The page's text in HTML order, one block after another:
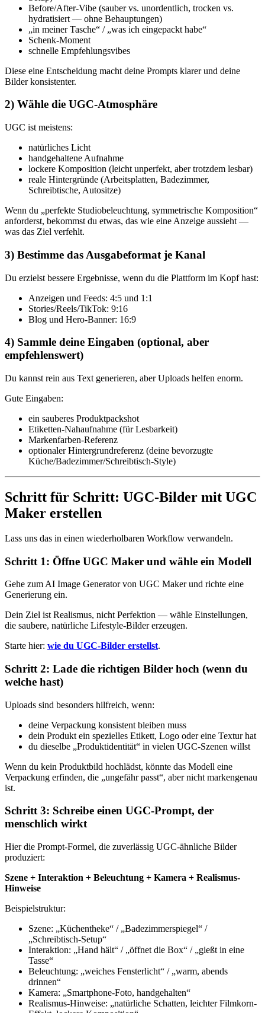
Before/After-Vibe (sauber vs. unordentlich, trocken vs.
hydratisiert — ohne Behauptungen)
„in meiner Tasche“ / „was ich eingepackt habe“
Schenk-Moment
schnelle Empfehlungsvibes
Diese eine Entscheidung macht deine Prompts klarer und deine
Bilder konsistenter.
2) Wähle die UGC-Atmosphäre
UGC ist meistens:
natürliches Licht
handgehaltene Aufnahme
lockere Komposition (leicht unperfekt, aber trotzdem lesbar)
reale Hintergründe (Arbeitsplatten, Badezimmer,
Schreibtische, Autositze)
Wenn du „perfekte Studiobeleuchtung, symmetrische Komposition“
anforderst, bekommst du etwas, das wie eine Anzeige aussieht —
was das Ziel verfehlt.
3) Bestimme das Ausgabeformat je Kanal
Du erzielst bessere Ergebnisse, wenn du die Plattform im Kopf hast:
Anzeigen und Feeds: 4:5 und 1:1
Stories/Reels/TikTok: 9:16
Blog und Hero-Banner: 16:9
4) Sammle deine Eingaben (optional, aber
empfehlenswert)
Du kannst rein aus Text generieren, aber Uploads helfen enorm.
Gute Eingaben:
ein sauberes Produktpackshot
Etiketten-Nahaufnahme (für Lesbarkeit)
Markenfarben-Referenz
optionaler Hintergrundreferenz (deine bevorzugte
Küche/Badezimmer/Schreibtisch-Style)
Schritt für Schritt: UGC-Bilder mit UGC
Maker erstellen
Lass uns das in einen wiederholbaren Workflow verwandeln.
Schritt 1: Öffne UGC Maker und wähle ein Modell
Gehe zum AI Image Generator von UGC Maker und richte eine
Generierung ein.
Dein Ziel ist Realismus, nicht Perfektion — wähle Einstellungen,
die saubere, natürliche Lifestyle-Bilder erzeugen.
Starte hier: wie du UGC-Bilder erstellst.
Schritt 2: Lade die richtigen Bilder hoch (wenn du
welche hast)
Uploads sind besonders hilfreich, wenn:
deine Verpackung konsistent bleiben muss
dein Produkt ein spezielles Etikett, Logo oder eine Textur hat
du dieselbe „Produktidentität“ in vielen UGC-Szenen willst
Wenn du kein Produktbild hochlädst, könnte das Modell eine
Verpackung erfinden, die „ungefähr passt“, aber nicht markengenau
ist.
Schritt 3: Schreibe einen UGC-Prompt, der
menschlich wirkt
Hier die Prompt-Formel, die zuverlässig UGC-ähnliche Bilder
produziert:
Szene + Interaktion + Beleuchtung + Kamera + Realismus-
Hinweise
Beispielstruktur:
Szene: „Küchentheke“ / „Badezimmerspiegel“ /
„Schreibtisch-Setup“
Interaktion: „Hand hält“ / „öffnet die Box“ / „gießt in eine
Tasse“
Beleuchtung: „weiches Fensterlicht“ / „warm, abends
drinnen“
Kamera: „Smartphone-Foto, handgehalten“
Realismus-Hinweise: „natürliche Schatten, leichter Filmkorn-